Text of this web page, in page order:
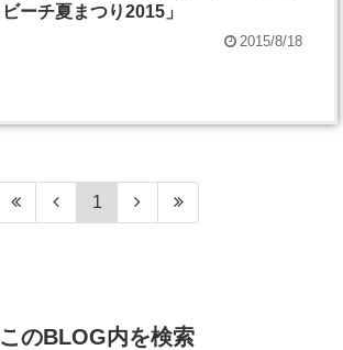
ビーチ夏まつり2015」
2015/8/18
1
このBLOG内を検索